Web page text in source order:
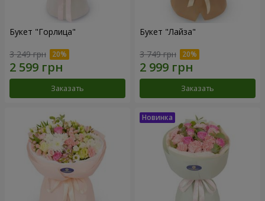
Букет "Горлица"
3 249 грн
Заказать
Букет "Лайза"
3 749 грн
Заказать